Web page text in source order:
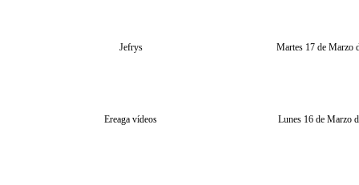
Jefrys Martes 17 de Marzo
Ereaga vídeos Lunes 16 de Marzo